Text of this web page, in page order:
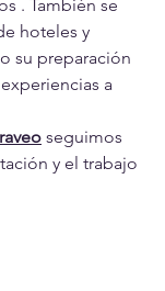
. También se
hoteles y
su preparación
a
seguimos
y el trabajo